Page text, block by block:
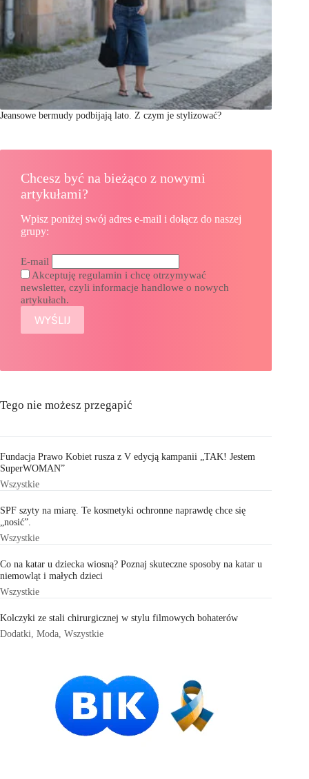
Jeansowe bermudy podbijają lato. Z czym je stylizować?
Chcesz być na bieżąco z nowymi
artykułami?
Wpisz poniżej swój adres e-mail i dołącz do naszej
grupy:
E-mail
Akceptuję regulamin i chcę otrzymywać
newsletter, czyli informacje handlowe o nowych
artykułach.
Tego nie możesz przegapić
Fundacja Prawo Kobiet rusza z V edycją kampanii „TAK! Jestem
SuperWOMAN”
Wszystkie
SPF szyty na miarę. Te kosmetyki ochronne naprawdę chce się
„nosić”.
Wszystkie
Co na katar u dziecka wiosną? Poznaj skuteczne sposoby na katar u
niemowląt i małych dzieci
Wszystkie
Kolczyki ze stali chirurgicznej w stylu filmowych bohaterów
Dodatki Moda Wszystkie